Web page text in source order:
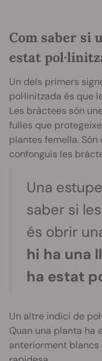
Com saber si
estat
Un dels primers
pol·linitzada és que
Les bràctees són
fulles que
plantes femella.
confonguis les
Una
saber si
és obrir
hi ha una
ha estat
Un altre indici de
Quan una planta ha
anteriorment blancs